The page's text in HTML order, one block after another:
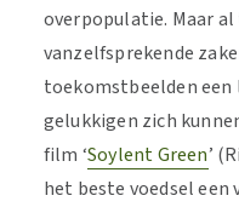
overpopulatie. Maar al
vanzelfsprekende
toekomstbeelden een
gelukkigen zich
film ‘Soylent Green’
het beste voedsel